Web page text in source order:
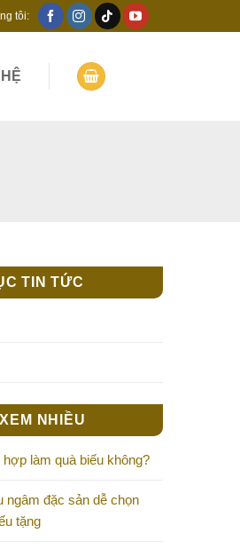
tôi:
TIN TỨC
NHIỀU
làm quà biếu không?
ngâm đặc sản dễ chọn
tặng